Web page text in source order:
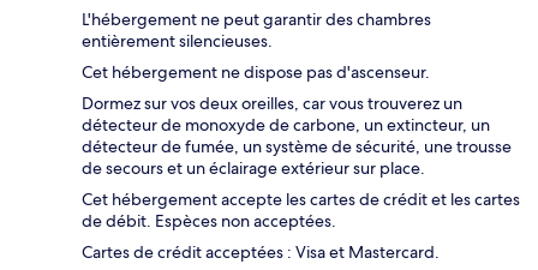
L'hébergement ne peut garantir des chambres
entièrement silencieuses.
Cet hébergement ne dispose pas d'ascenseur.
Dormez sur vos deux oreilles, car vous trouverez un
détecteur de monoxyde de carbone, un extincteur, un
détecteur de fumée, un système de sécurité, une trousse
de secours et un éclairage extérieur sur place.
Cet hébergement accepte les cartes de crédit et les cartes
de débit. Espèces non acceptées.
Cartes de crédit acceptées : Visa et Mastercard.